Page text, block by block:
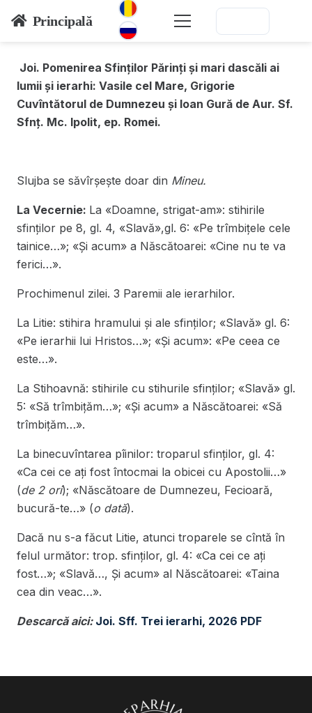
Principală
Joi. Pomenirea Sfinților Părinți și mari dascăli ai
lumii și ierarhi: Vasile cel Mare, Grigorie
Cuvîntătorul de Dumnezeu și Ioan Gură de Aur. Sf.
Sfnț. Mc. Ipolit, ep. Romei.
Slujba se săvîrșește doar din Mineu.
La Vecernie: La «Doamne, strigat-am»: stihirile
sfinților pe 8, gl. 4, «Slavă»,gl. 6: «Pe trîmbițele cele
tainice…»; «Și acum» a Născătoarei: «Cine nu te va
ferici…».
Prochimenul zilei. 3 Paremii ale ierarhilor.
La Litie: stihira hramului și ale sfinților; «Slavă» gl. 6:
«Pe ierarhii lui Hristos…»; «Și acum»: «Pe ceea ce
este…».
La Stihoavnă: stihirile cu stihurile sfinților; «Slavă» gl.
5: «Să trîmbițăm…»; «Și acum» a Născătoarei: «Să
trîmbițăm…».
La binecuvîntarea pîinilor: troparul sfinților, gl. 4:
«Ca cei ce ați fost întocmai la obicei cu Apostolii…»
(de 2 ori); «Născătoare de Dumnezeu, Fecioară,
bucură-te…» (o dată).
Dacă nu s-a făcut Litie, atunci troparele se cîntă în
felul următor: trop. sfinților, gl. 4: «Ca cei ce ați
fost…»; «Slavă…, Și acum» al Născătoarei: «Taina
cea din veac…».
Descarcă aici:Joi. Sff. Trei ierarhi, 2026 PDF